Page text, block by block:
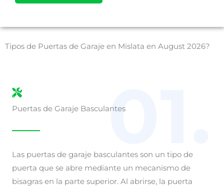
Tipos de Puertas de Garaje en Mislata en August 2026?
Puertas de Garaje Basculantes01.
Las puertas de garaje basculantes son un tipo de
puerta que se abre mediante un mecanismo de
bisagras en la parte superior. Al abrirse, la puerta